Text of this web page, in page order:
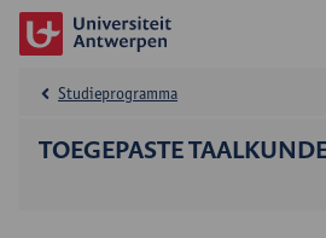
TOEGEPASTE
Studieprogramma